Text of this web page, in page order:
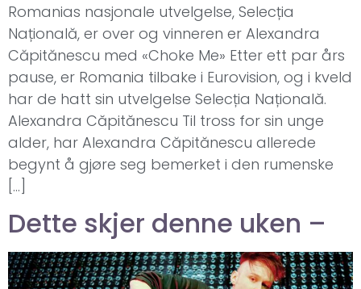
Romanias nasjonale utvelgelse, Selecția
Națională, er over og vinneren er Alexandra
Căpitănescu med «Choke Me» Etter ett par års
pause, er Romania tilbake i Eurovision, og i kveld
har de hatt sin utvelgelse Selecția Națională.
Alexandra Căpitănescu Til tross for sin unge
alder, har Alexandra Căpitănescu allerede
begynt å gjøre seg bemerket i den rumenske
[…]
Dette skjer denne uken –